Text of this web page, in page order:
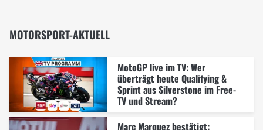
MOTORSPORT-AKTUELL
MotoGP live im TV: Wer
überträgt heute Qualifying &
Sprint aus Silverstone im Free-
TV und Stream?
Marc Marquez bestätigt: